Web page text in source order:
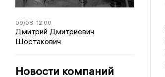
09/08 12:00
Дмитрий Дмитриевич
Шостакович
Новости компаний